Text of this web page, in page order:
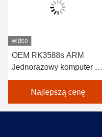
wideo
OEM RK3588s ARM
Jednorazowy komputer AI
Arm SBC LBA3588S
128GBNajlepszą cenę